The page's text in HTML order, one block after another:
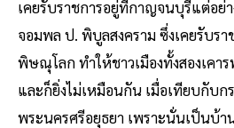
เคยรับราชการอยู่ที่กาญจนบุรีแต่อย่
จอมพล ป. พิบูลสงคราม ซึ่งเคยรับร
พิษณุโลก ทำให้ชาวเมืองทั้งสองเคา
และก็ยิ่งไม่เหมือนกัน เมื่อเทียบกับ
พระนครศรีอยุธยา เพราะนั่นเป็นบ้า